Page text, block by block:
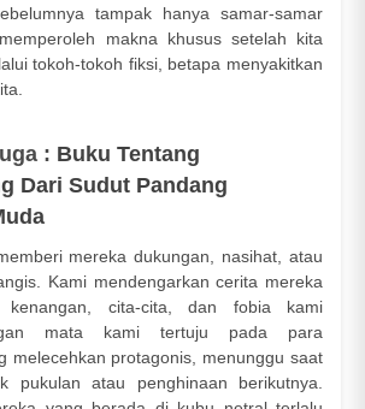
tampak hanya samar-samar
makna khusus setelah kita
tokoh-tokoh fiksi, betapa menyakitkan
: Buku Tentang
Dari Sudut Pandang
mereka dukungan, nasihat, atau
Kami mendengarkan cerita mereka
kenangan, cita-cita, dan fobia kami
mata kami tertuju pada para
melecehkan protagonis, menunggu saat
pukulan atau penghinaan berikutnya.